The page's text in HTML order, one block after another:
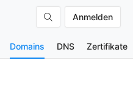
Anmelden
Domains DNS Zertifikate